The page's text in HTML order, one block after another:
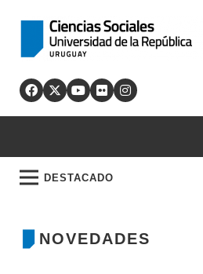
DESTACADO
NOVEDADES